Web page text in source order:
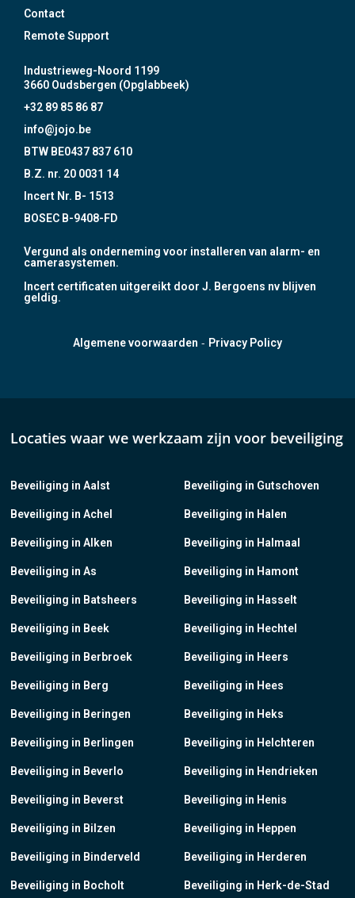
Contact
Remote Support
Industrieweg-Noord 1199
3660 Oudsbergen (Opglabbeek)
+32 89 85 86 87
info@jojo.be
BTW BE0437 837 610
B.Z. nr. 20 0031 14
Incert Nr. B- 1513
BOSEC B-9408-FD
Vergund als onderneming voor installeren van alarm- en
camerasystemen.
Incert certificaten uitgereikt door J. Bergoens nv blijven
geldig.
Algemene voorwaarden - Privacy Policy
Locaties waar we werkzaam zijn voor beveiliging
Beveiliging in Aalst
Beveiliging in Achel
Beveiliging in Alken
Beveiliging in As
Beveiliging in Batsheers
Beveiliging in Beek
Beveiliging in Berbroek
Beveiliging in Berg
Beveiliging in Beringen
Beveiliging in Berlingen
Beveiliging in Beverlo
Beveiliging in Beverst
Beveiliging in Bilzen
Beveiliging in Binderveld
Beveiliging in Bocholt
Beveiliging in Gutschoven
Beveiliging in Halen
Beveiliging in Halmaal
Beveiliging in Hamont
Beveiliging in Hasselt
Beveiliging in Hechtel
Beveiliging in Heers
Beveiliging in Hees
Beveiliging in Heks
Beveiliging in Helchteren
Beveiliging in Hendrieken
Beveiliging in Henis
Beveiliging in Heppen
Beveiliging in Herderen
Beveiliging in Herk-de-Stad